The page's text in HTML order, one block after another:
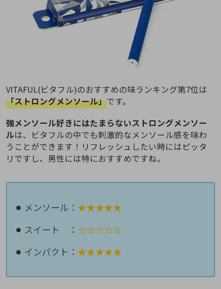
VITAFUL(ビタフル)のおすすめの味ランキング第7位は
「ストロングメンソール」です。
強メンソール好きにはたまらないストロングメンソー
ルは、ビタフルの中でも刺激的なメンソール感を味わ
うことができます！リフレッシュしたい時にはピッタ
リですし、男性には特におすすめですね。
メンソール： ★★★★★
スイート ： ☆☆☆☆☆
インパクト： ★★★★★